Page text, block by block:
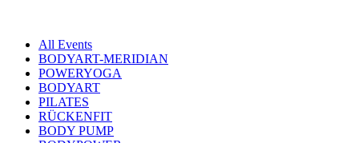
All Events
BODYART-MERIDIAN
POWERYOGA
BODYART
PILATES
RÜCKENFIT
BODY PUMP